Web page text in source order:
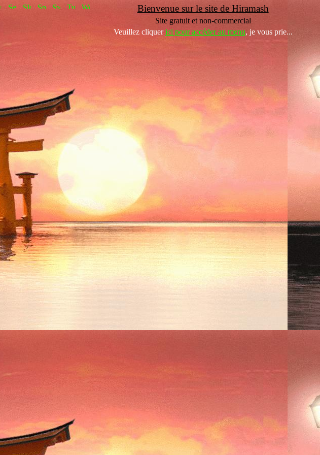
Bienvenue sur le site de Hiramash
Site gratuit et non-commercial
Veuillez cliquerici pour accéder au menu, je vous prie...